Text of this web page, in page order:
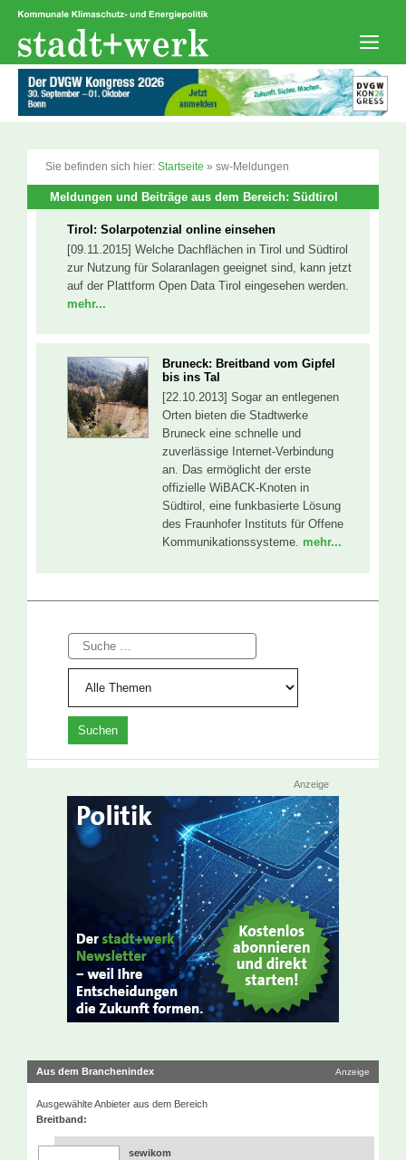
Zum
springen
Sie befinden sich hier: Startseite » sw-Meldungen
Meldungen und Beiträge aus dem Bereich: Südtirol
Tirol: Solarpotenzial online einsehen
[09.11.2015] Welche Dachflächen in Tirol und Südtirol
zur Nutzung für Solaranlagen geeignet sind, kann jetzt
auf der Plattform Open Data Tirol eingesehen werden.
mehr...
Bruneck: Breitband vom Gipfel
bis ins Tal
[22.10.2013] Sogar an entlegenen
Orten bieten die Stadtwerke
Bruneck eine schnelle und
zuverlässige Internet-Verbindung
an. Das ermöglicht der erste
offizielle WiBACK-Knoten in
Südtirol, eine funkbasierte Lösung
des Fraunhofer Instituts für Offene
Kommunikationssysteme. mehr...
Suche
Anzeige
Aus dem Branchenindex Anzeige
Ausgewählte Anbieter aus dem Bereich
Breitband:
sewikom